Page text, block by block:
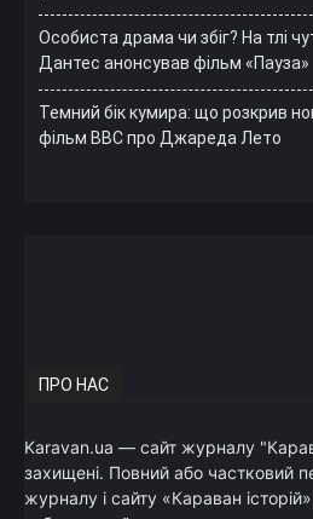
Особиста драма чи збіг? На тлі
Дантес анонсував фільм «Пауза»
Темний бік кумира: що розкрив
фільм ВВС про Джареда Лето
ПРО НАС
Karavan.ua — сайт журналу
захищені. Повний або частковий
журналу і сайту «Караван